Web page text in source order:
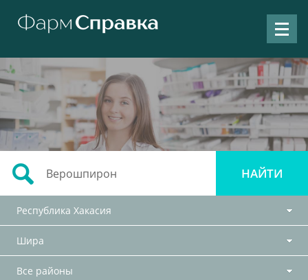
Республика Хакасия
Шира
Все районы